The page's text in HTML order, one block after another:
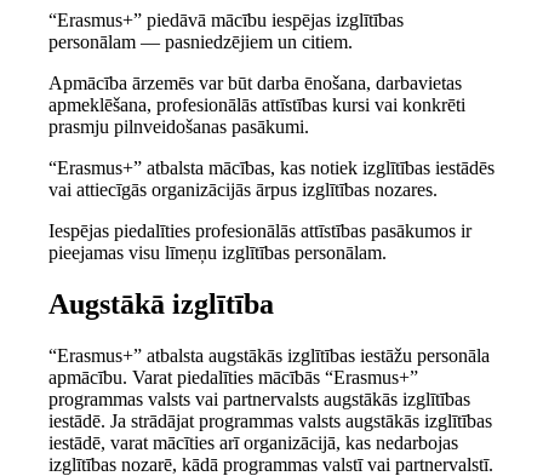
“Erasmus+” piedāvā mācību iespējas izglītības
personālam — pasniedzējiem un citiem.
Apmācība ārzemēs var būt darba ēnošana, darbavietas
apmeklēšana, profesionālās attīstības kursi vai konkrēti
prasmju pilnveidošanas pasākumi.
“Erasmus+” atbalsta mācības, kas notiek izglītības iestādēs
vai attiecīgās organizācijās ārpus izglītības nozares.
Iespējas piedalīties profesionālās attīstības pasākumos ir
pieejamas visu līmeņu izglītības personālam.
Augstākā izglītība
“Erasmus+” atbalsta augstākās izglītības iestāžu personāla
apmācību. Varat piedalīties mācībās “Erasmus+”
programmas valsts vai partnervalsts augstākās izglītības
iestādē. Ja strādājat programmas valsts augstākās izglītības
iestādē, varat mācīties arī organizācijā, kas nedarbojas
izglītības nozarē, kādā programmas valstī vai partnervalstī.